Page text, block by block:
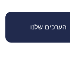
הערכים שלנו